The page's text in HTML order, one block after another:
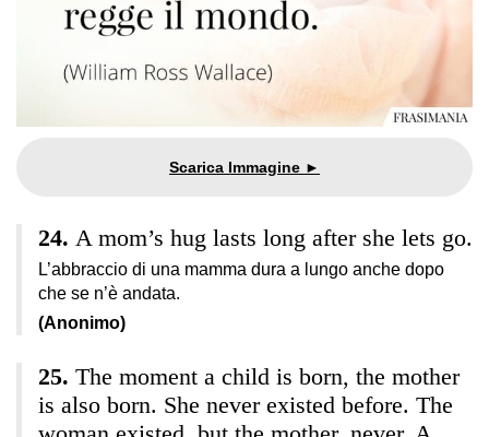
A mom’s hug lasts long after she lets go.
L’abbraccio di una mamma dura a lungo anche dopo
che se n’è andata.
(Anonimo)
The moment a child is born, the mother
is also born. She never existed before. The